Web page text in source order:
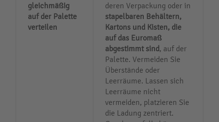
gleichmäßig
auf der Palette
verteilen
deren Verpackung oder in
stapelbaren Behältern,
Kartons und Kisten, die
auf das Euromaß
abgestimmt sind, auf der
Palette. Vermeiden Sie
Überstände oder
Leerräume. Lassen sich
Leerräume nicht
vermeiden, platzieren Sie
die Ladung zentriert.